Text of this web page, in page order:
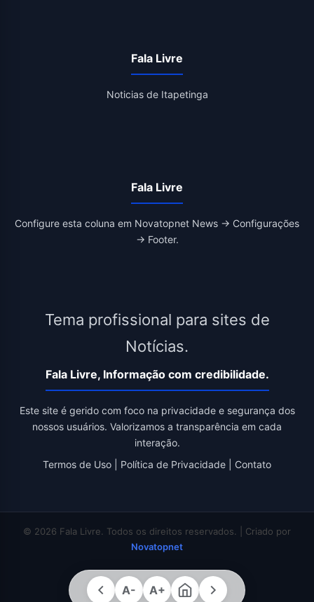
Fala Livre
Noticias de Itapetinga
Fala Livre
Configure esta coluna em Novatopnet News → Configurações
→ Footer.
Tema profissional para sites de
Notícias.
Fala Livre, Informação com credibilidade.
Este site é gerido com foco na privacidade e segurança dos
nossos usuários. Valorizamos a transparência em cada
interação.
Termos de Uso
Política de Privacidade Contato
© 2026 Fala Livre. Todos os direitos reservados. | Criado por
Novatopnet
A- A+